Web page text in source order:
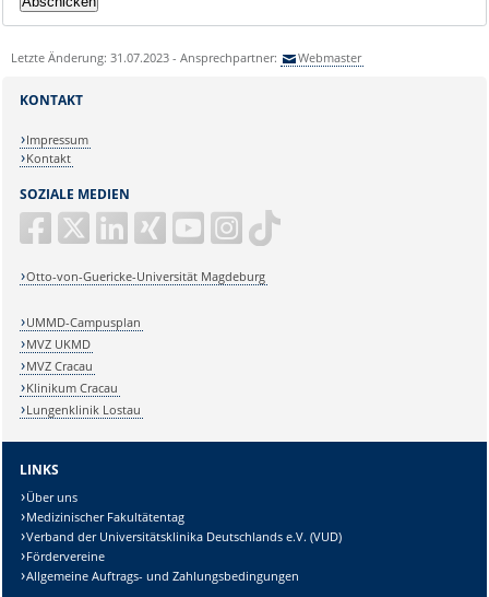
Letzte Änderung: 31.07.2023 - Ansprechpartner: Webmaster
SOZIALE MEDIEN
Otto-von-Guericke-Universität Magdeburg
KONTAKT
Impressum
Kontakt
UMMD-Campusplan
MVZ UKMD
MVZ Cracau
Klinikum Cracau
Lungenklinik Lostau
LINKS
Über uns
Medizinischer Fakultätentag
Verband der Universitätsklinika Deutschlands e.V. (VUD)
Fördervereine
Allgemeine Auftrags- und Zahlungsbedingungen